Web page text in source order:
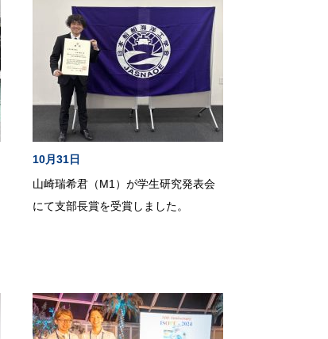
10月31日
山崎瑞希君（M1）が学生研究発表会
にて支部長賞を受賞しました。